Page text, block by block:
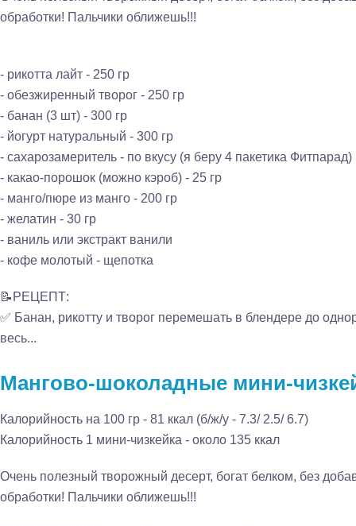
обработки! Пальчики оближешь!!!
- рикотта лайт - 250 гр
- обезжиренный творог - 250 гр
- банан (3 шт) - 300 гр
- йогурт натуральный - 300 гр
- сахарозамеритель - по вкусу (я беру 4 пакетика Фитпарад)
- какао-порошок (можно кэроб) - 25 гр
- манго/пюре из манго - 200 гр
- желатин - 30 гр
- ваниль или экстракт ванили
- кофе молотый - щепотка
📝РЕЦЕПТ:
✅ Банан, рикотту и творог перемешать в блендере до
весь...
Мангово-шоколадные мини-
Калорийность на 100 гр - 81 ккал (б/ж/у - 7.3/ 2.5/ 6.7)
Калорийность 1 мини-чизкейка - около 135 ккал
Очень полезный творожный десерт, богат белком, без
обработки! Пальчики оближешь!!!